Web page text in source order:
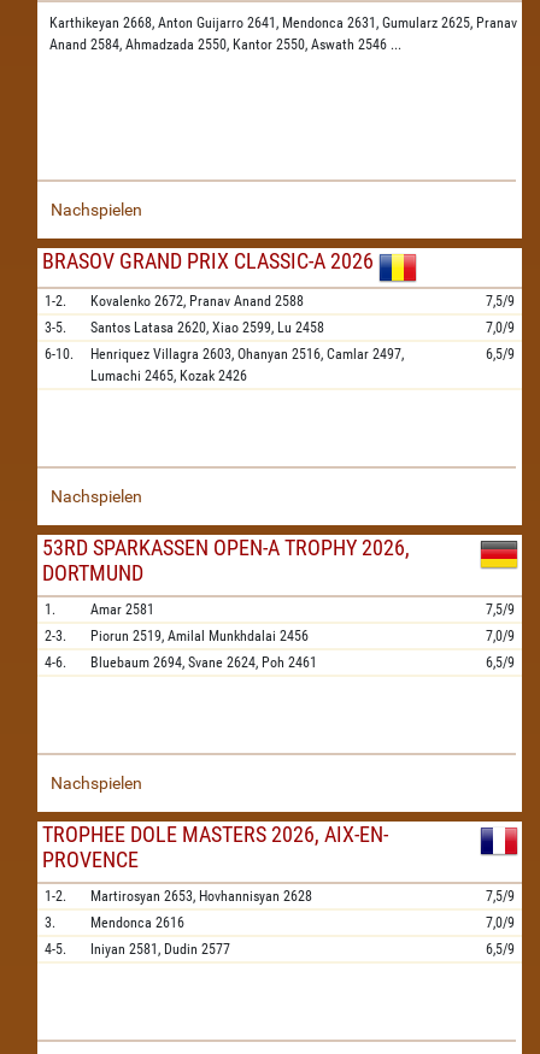
Karthikeyan 2668, Anton Guijarro 2641, Mendonca 2631, Gumularz 2625, Pranav
Anand 2584, Ahmadzada 2550, Kantor 2550, Aswath 2546 ...
Nachspielen
BRASOV GRAND PRIX CLASSIC-A 2026
1-2. Kovalenko 2672, Pranav Anand 2588
7,5/9
3-5.
Santos Latasa 2620, Xiao 2599, Lu 2458
7,0/9
6-10.
Henriquez Villagra 2603, Ohanyan 2516, Camlar 2497,
Lumachi 2465, Kozak 2426
6,5/9
Nachspielen
53RD SPARKASSEN OPEN-A TROPHY 2026,
DORTMUND
1. Amar 2581
7,5/9
2-3.
Piorun 2519, Amilal Munkhdalai 2456
7,0/9
4-6.
Bluebaum 2694, Svane 2624, Poh 2461 6,5/9
Nachspielen
TROPHEE DOLE MASTERS 2026, AIX-EN-
PROVENCE
1-2. Martirosyan 2653, Hovhannisyan 2628
7,5/9
3.
Mendonca 2616
7,0/9
4-5.
Iniyan 2581, Dudin 2577 6,5/9